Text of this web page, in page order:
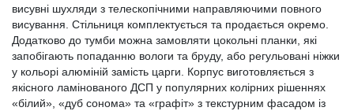
висувні шухляди з телескопічними направляючими повного
висування. Стільниця комплектується та продається окремо.
Додатково до тумби можна замовляти цокольні планки, які
запобігають попаданню вологи та бруду, або регульовані ніжки
у кольорі алюміній замість царги. Корпус виготовляється з
якісного ламінованого ДСП у популярних колірних рішеннях
«білий», «дуб сонома» та «графіт» з текстурним фасадом із